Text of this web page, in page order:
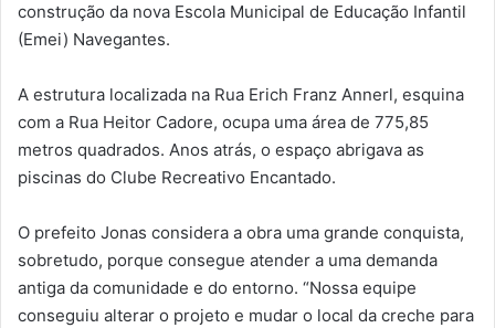
construção da nova Escola Municipal de Educação Infantil
(Emei) Navegantes.
A estrutura localizada na Rua Erich Franz Annerl, esquina
com a Rua Heitor Cadore, ocupa uma área de 775,85
metros quadrados. Anos atrás, o espaço abrigava as
piscinas do Clube Recreativo Encantado.
O prefeito Jonas considera a obra uma grande conquista,
sobretudo, porque consegue atender a uma demanda
antiga da comunidade e do entorno. “Nossa equipe
conseguiu alterar o projeto e mudar o local da creche para